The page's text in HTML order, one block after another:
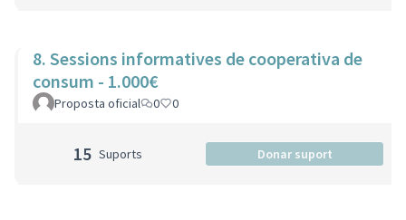
8. Sessions informatives de cooperativa de
consum - 1.000€
Proposta oficial 0 0
15 Suports Donar suport